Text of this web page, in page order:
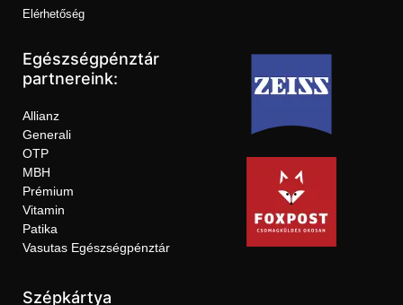
Elérhetőség
Egészségpénztár
partnereink:
Allianz
Generali
OTP
MBH
Prémium
Vitamin
Patika
Vasutas Egészségpénztár
Szépkártya